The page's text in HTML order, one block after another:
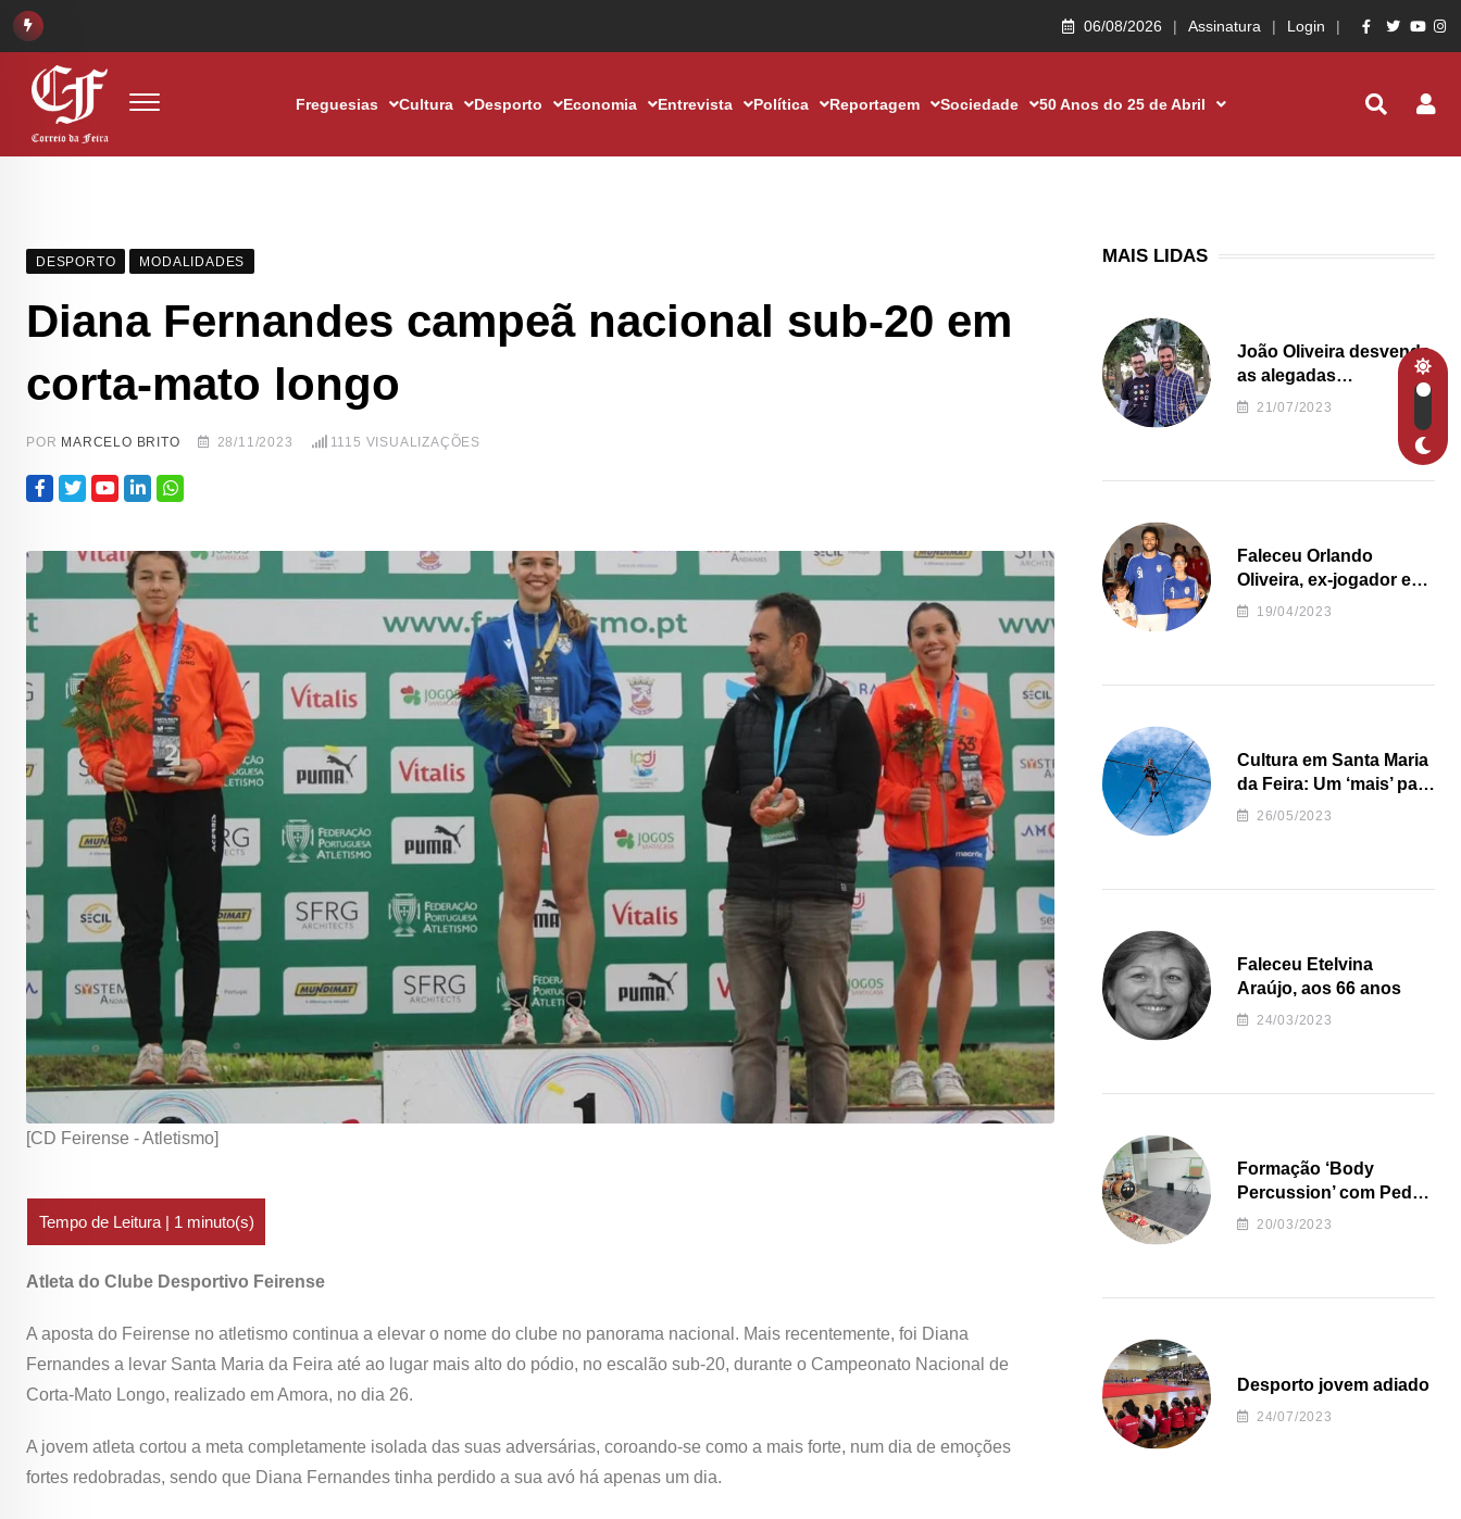
06/08/2026 Assinatura Login
Freguesias Cultura Desporto Economia Entrevista Política Reportagem Sociedade 50 Anos do 25 de Abril
DESPORTO MODALIDADES
Diana Fernandes campeã nacional sub-20 em
corta-mato longo
POR MARCELO BRITO 28/11/2023 1115 VISUALIZAÇÕES
[CD Feirense - Atletismo]
Atleta do Clube Desportivo Feirense
A aposta do Feirense no atletismo continua a elevar o nome do clube no panorama nacional. Mais recentemente, foi Diana
Fernandes a levar Santa Maria da Feira até ao lugar mais alto do pódio, no escalão sub-20, durante o Campeonato Nacional de
Corta-Mato Longo, realizado em Amora, no dia 26.
A jovem atleta cortou a meta completamente isolada das suas adversárias, coroando-se como a mais forte, num dia de emoções
fortes redobradas, sendo que Diana Fernandes tinha perdido a sua avó há apenas um dia.
MAIS LIDAS
João Oliveira desvenda
as alegadas
irregularidades da
Junta de Freguesia S.
21/07/2023
Faleceu Orlando
Oliveira, ex-jogador e
treinador da formação
19/04/2023
Cultura em Santa Maria
da Feira: Um ‘mais’ para
o Concelho
26/05/2023
Faleceu Etelvina
Araújo, aos 66 anos
24/03/2023
Formação ‘Body
Percussion’ com Pedro
Almeida
20/03/2023
Desporto jovem adiado
24/07/2023